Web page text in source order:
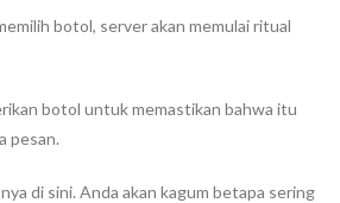
botol, server akan memulai ritual
botol untuk memastikan bahwa itu
pesan.
di sini. Anda akan kagum betapa sering